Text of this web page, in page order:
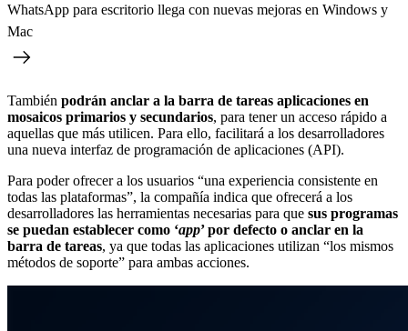
WhatsApp para escritorio llega con nuevas mejoras en Windows y
Mac
También podrán anclar a la barra de tareas aplicaciones en
mosaicos primarios y secundarios, para tener un acceso rápido a
aquellas que más utilicen. Para ello, facilitará a los desarrolladores
una nueva interfaz de programación de aplicaciones (API).
Para poder ofrecer a los usuarios “una experiencia consistente en
todas las plataformas”, la compañía indica que ofrecerá a los
desarrolladores las herramientas necesarias para que sus programas
se puedan establecer como ‘app’ por defecto o anclar en la
barra de tareas, ya que todas las aplicaciones utilizan “los mismos
métodos de soporte” para ambas acciones.